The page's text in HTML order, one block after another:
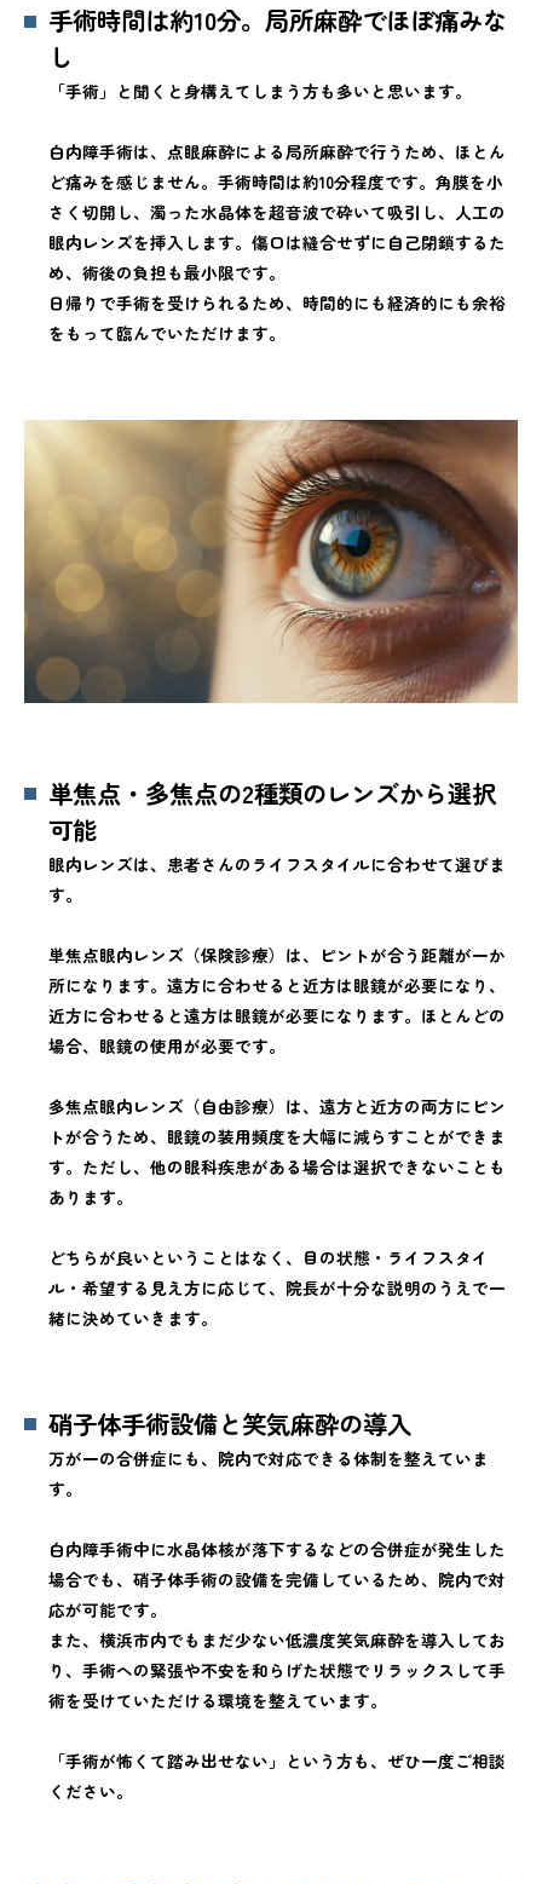
手術時間は約10分。局所麻酔でほぼ痛みな
し
「手術」と聞くと身構えてしまう方も多いと思います。
白内障手術は、点眼麻酔による局所麻酔で行うため、ほとん
ど痛みを感じません。手術時間は約10分程度です。角膜を小
さく切開し、濁った水晶体を超音波で砕いて吸引し、人工の
眼内レンズを挿入します。傷口は縫合せずに自己閉鎖するた
め、術後の負担も最小限です。
日帰りで手術を受けられるため、時間的にも経済的にも余裕
をもって臨んでいただけます。
単焦点・多焦点の2種類のレンズから選択
可能
眼内レンズは、患者さんのライフスタイルに合わせて選びま
す。
単焦点眼内レンズ（保険診療）は、ピントが合う距離が一か
所になります。遠方に合わせると近方は眼鏡が必要になり、
近方に合わせると遠方は眼鏡が必要になります。ほとんどの
場合、眼鏡の使用が必要です。
多焦点眼内レンズ（自由診療）は、遠方と近方の両方にピン
トが合うため、眼鏡の装用頻度を大幅に減らすことができま
す。ただし、他の眼科疾患がある場合は選択できないことも
あります。
どちらが良いということはなく、目の状態・ライフスタイ
ル・希望する見え方に応じて、院長が十分な説明のうえで一
緒に決めていきます。
硝子体手術設備と笑気麻酔の導入
万が一の合併症にも、院内で対応できる体制を整えていま
す。
白内障手術中に水晶体核が落下するなどの合併症が発生した
場合でも、硝子体手術の設備を完備しているため、院内で対
応が可能です。
また、横浜市内でもまだ少ない低濃度笑気麻酔を導入してお
り、手術への緊張や不安を和らげた状態でリラックスして手
術を受けていただける環境を整えています。
「手術が怖くて踏み出せない」という方も、ぜひ一度ご相談
ください。